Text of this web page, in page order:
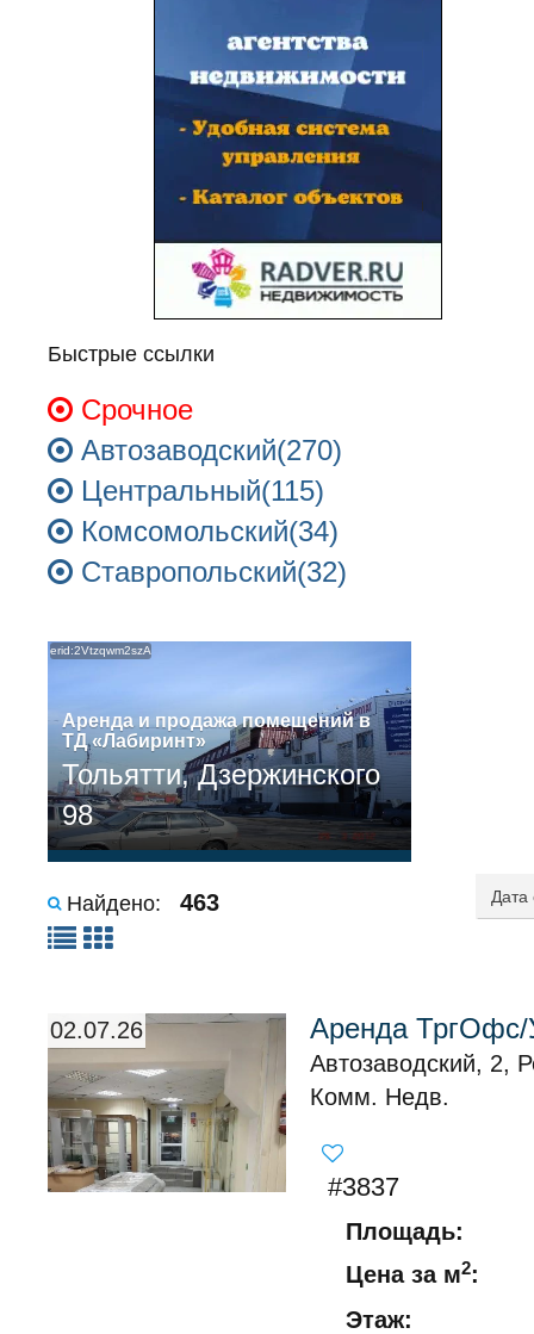
Быстрые ссылки
Срочное
Автозаводский(270)
Центральный(115)
Комсомольский(34)
Ставропольский(32)
erid:2Vtzqwm2szA
Аренда и продажа помещений в
ТД «Лабиринт»
Тольятти, Дзержинского
98
Найдено: 463
02.07.26 Аренда ТргОфс/
Автозаводский, 2,
Комм. Недв.
#3837
Площадь:
Цена за м2:
Этаж: